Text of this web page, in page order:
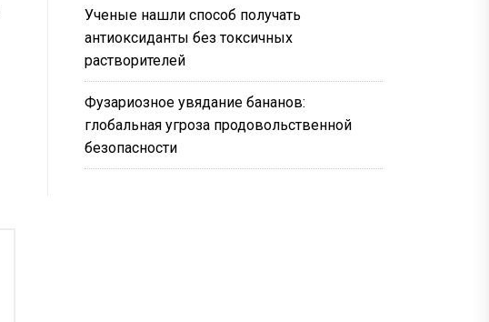
Ученые нашли способ получать
антиоксиданты без токсичных
растворителей
Фузариозное увядание бананов:
глобальная угроза продовольственной
безопасности